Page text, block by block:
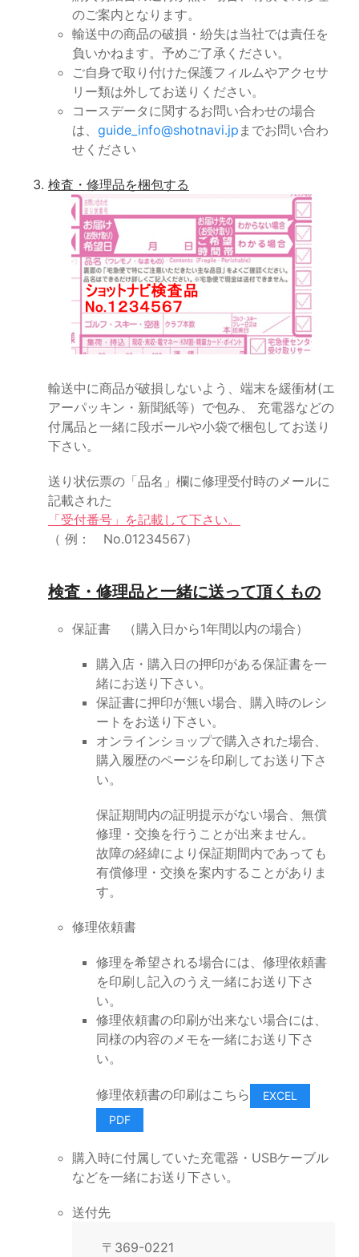
のご案内となります。
輸送中の商品の破損・紛失は当社では責任を
負いかねます。予めご了承ください。
ご自身で取り付けた保護フィルムやアクセサ
リー類は外してお送りください。
コースデータに関するお問い合わせの場合
は、 guide_info@shotnavi.jp までお問い合わ
せください
検査・修理品を梱包する
輸送中に商品が破損しないよう、端末を緩衝材(エ
アーパッキン・新聞紙等）で包み、 充電器などの
付属品と一緒に段ボールや小袋で梱包してお送り
下さい。
送り状伝票の「品名」欄に修理受付時のメールに
記載された
「受付番号」を記載して下さい。
（ 例： No.01234567）
検査・修理品と一緒に送って頂くもの
保証書 （購入日から1年間以内の場合）
購入店・購入日の押印がある保証書を一
緒にお送り下さい。
保証書に押印が無い場合、購入時のレシ
ートをお送り下さい。
オンラインショップで購入された場合、
購入履歴のページを印刷してお送り下さ
い。
保証期間内の証明提示がない場合、無償
修理・交換を行うことが出来ません。
故障の経緯により保証期間内であっても
有償修理・交換を案内することがありま
す。
修理依頼書
修理を希望される場合には、修理依頼書
を印刷し記入のうえ一緒にお送り下さ
い。
修理依頼書の印刷が出来ない場合には、
同様の内容のメモを一緒にお送り下さ
い。
修理依頼書の印刷はこちら
EXCEL
PDF
購入時に付属していた充電器・USBケーブル
などを一緒にお送り下さい。
送付先
〒369-0221